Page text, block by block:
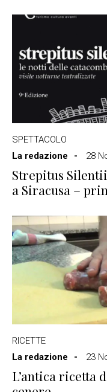
SPETTACOLO
La redazione
28
Strepitus
a Siracusa –
RICETTE
La redazione
23
L’antica ricetta